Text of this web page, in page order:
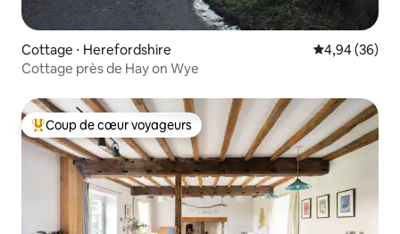
Cottage ⋅ Herefordshire Évaluation
4,94 (36)
Cottage près de Hay on Wye
Coups de cœur voyageurs les plus appréciés
Coup de cœur voyageurs